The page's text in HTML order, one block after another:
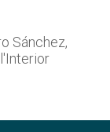
Sánchez,